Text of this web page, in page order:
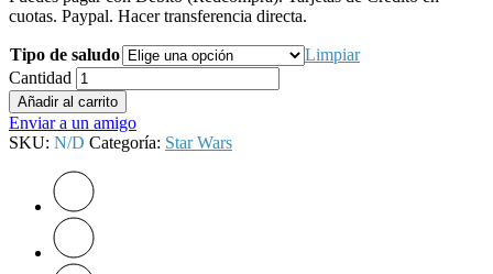
cuotas. Paypal. Hacer transferencia directa.
Tipo de saludo
Limpiar
Cantidad
Añadir al carrito
Enviar a un amigo
SKU: N/D Categoría: Star Wars